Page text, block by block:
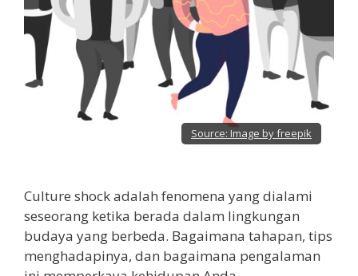
Source: Image by freepik
Culture shock adalah fenomena yang dialami
seseorang ketika berada dalam lingkungan
budaya yang berbeda. Bagaimana tahapan, tips
menghadapinya, dan bagaimana pengalaman